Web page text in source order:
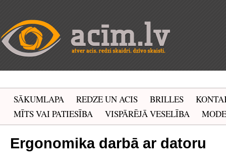
SĀKUMLAPA REDZE UN ACIS BRILLES
MĪTS VAI PATIESĪBA
VISPĀRĒJĀ VESELĪBA MODE
Ergonomika darbā ar datoru